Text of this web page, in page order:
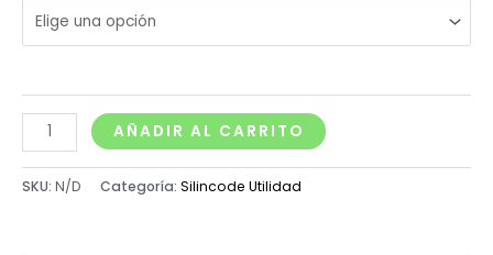
AÑADIR AL CARRITO
SKU: N/D Categoría: Silincode Utilidad